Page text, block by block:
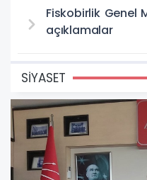
Fiskobirlik Genel
açıklamalar
SİYASET